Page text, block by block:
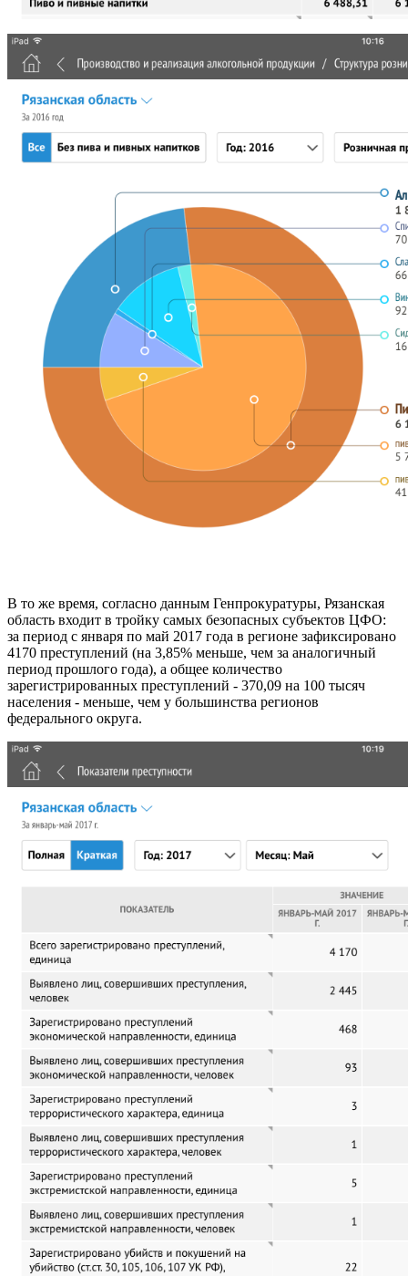
В то же время, согласно данным Генпрокуратуры, Рязанская
область входит в тройку самых безопасных субъектов ЦФО:
за период с января по май 2017 года в регионе зафиксировано
4170 преступлений (на 3,85% меньше, чем за аналогичный
период прошлого года), а общее количество
зарегистрированных преступлений - 370,09 на 100 тысяч
населения - меньше, чем у большинства регионов
федерального округа.